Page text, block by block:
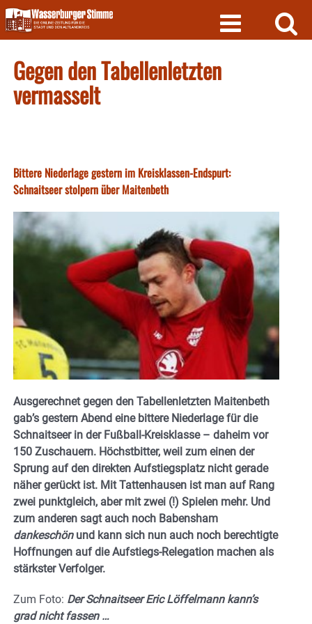
Skip
to
content
Gegen den Tabellenletzten
vermasselt
Bittere Niederlage gestern im Kreisklassen-Endspurt:
Schnaitseer stolpern über Maitenbeth
Ausgerechnet gegen den Tabellenletzten Maitenbeth
gab’s gestern Abend eine bittere Niederlage für die
Schnaitseer in der Fußball-Kreisklasse – daheim vor
150 Zuschauern. Höchstbitter, weil zum einen der
Sprung auf den direkten Aufstiegsplatz nicht gerade
näher gerückt ist. Mit Tattenhausen ist man auf Rang
zwei punktgleich, aber mit zwei (!) Spielen mehr. Und
zum anderen sagt auch noch Babensham
dankeschönund kann sich nun auch noch berechtigte
Hoffnungen auf die Aufstiegs-Relegation machen als
stärkster Verfolger.
Zum Foto: Der Schnaitseer Eric Löffelmann kann’s
grad nicht fassen …